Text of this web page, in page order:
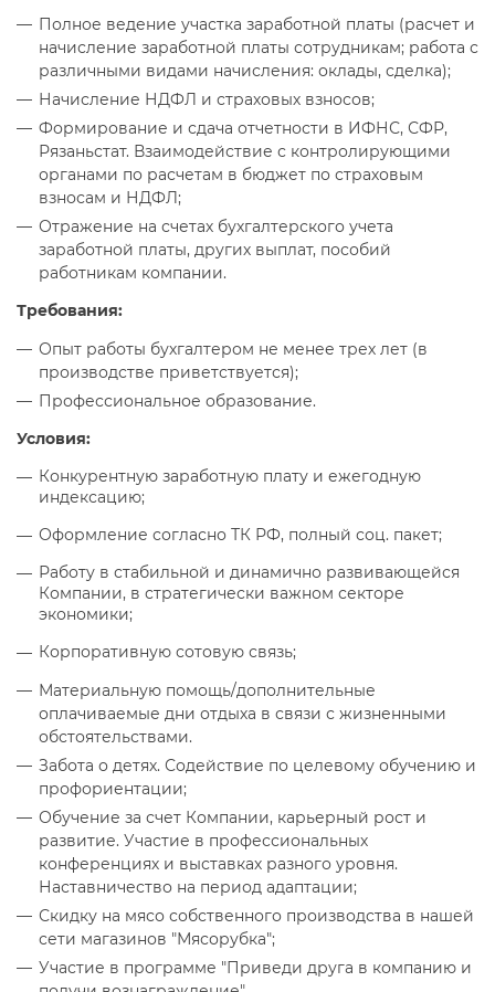
Полное ведение участка заработной платы (расчет и
начисление заработной платы сотрудникам; работа с
различными видами начисления: оклады, сделка);
Начисление НДФЛ и страховых взносов;
Формирование и сдача отчетности в ИФНС, СФР,
Рязаньстат. Взаимодействие с контролирующими
органами по расчетам в бюджет по страховым
взносам и НДФЛ;
Отражение на счетах бухгалтерского учета
заработной платы, других выплат, пособий
работникам компании.
Требования:
Опыт работы бухгалтером не менее трех лет (в
производстве приветствуется);
Профессиональное образование.
Условия:
Конкурентную заработную плату и ежегодную
индексацию;
Оформление согласно ТК РФ, полный соц. пакет;
Работу в стабильной и динамично развивающейся
Компании, в стратегически важном секторе
экономики;
Корпоративную сотовую связь;
Материальную помощь/дополнительные
оплачиваемые дни отдыха в связи с жизненными
обстоятельствами.
Забота о детях. Содействие по целевому обучению и
профориентации;
Обучение за счет Компании, карьерный рост и
развитие. Участие в профессиональных
конференциях и выставках разного уровня.
Наставничество на период адаптации;
Скидку на мясо собственного производства в нашей
сети магазинов "Мясорубка";
Участие в программе "Приведи друга в компанию и